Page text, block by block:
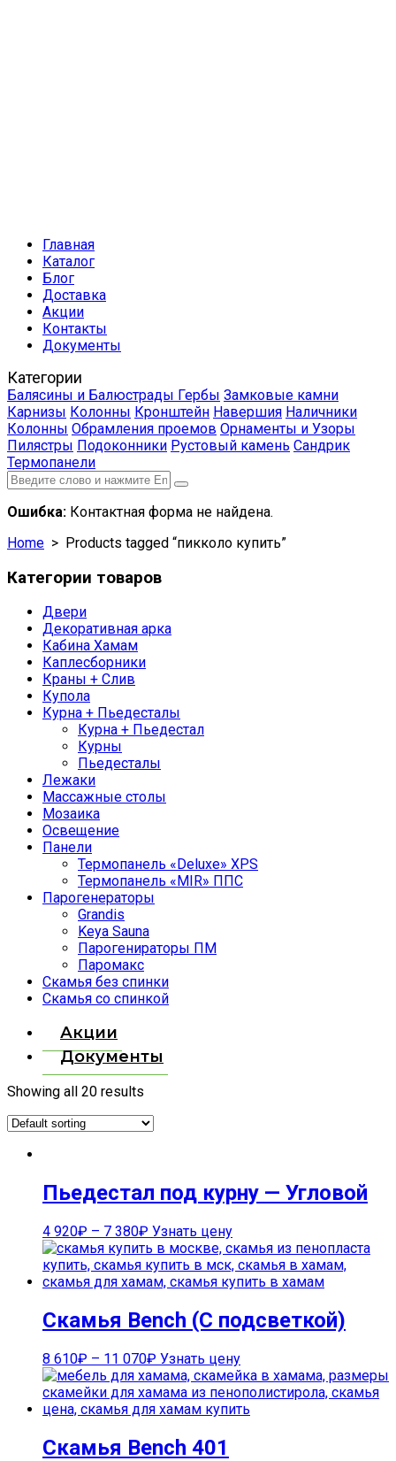
Главная
Каталог
Блог
Доставка
Акции
Контакты
Документы
Категории
Балясины и Балюстрады Гербы Замковые камни
Карнизы Колонны Кронштейн Навершия Наличники
Колонны Обрамления проемов Орнаменты и Узоры
Пилястры Подоконники Рустовый камень Сандрик
Термопанели
Ошибка: Контактная форма не найдена.
Home > Products tagged “пикколо купить”
Категории товаров
Двери
Декоративная арка
Кабина Хамам
Каплесборники
Краны + Слив
Купола
Курна + Пьедесталы
Курна + Пьедестал
Курны
Пьедесталы
Лежаки
Массажные столы
Мозаика
Освещение
Панели
Термопанель «Deluxe» XPS
Термопанель «MIR» ППС
Парогенераторы
Grandis
Keya Sauna
Парогенираторы ПМ
Паромакс
Скамья без спинки
Скамья со спинкой
Акции
Документы
Showing all 20 results
Пьедестал под курну — Угловой
4 920₽ – 7 380₽ Узнать цену
Скамья Bench (С подсветкой)
8 610₽ – 11 070₽ Узнать цену
Скамья Bench 401